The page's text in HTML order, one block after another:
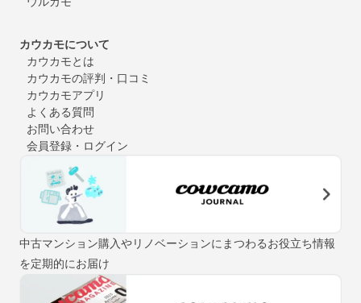
カウカモについて
カウカモとは
カウカモの評判・口コミ
カウカモアプリ
よくある質問
お問い合わせ
会員登録・ログイン
中古マンション購入やリノベーションにまつわるお役立ち情報
を定期的にお届け